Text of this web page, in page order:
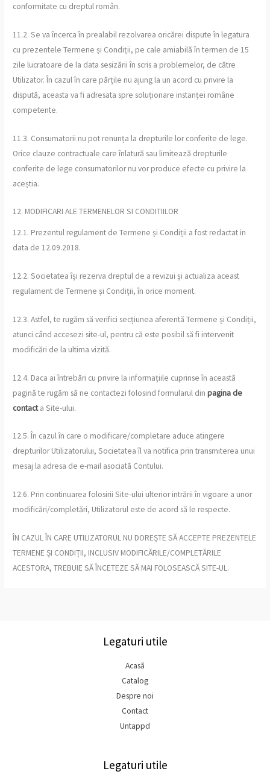
conformitate cu dreptul român.
11.2. Se va încerca în prealabil rezolvarea oricărei dispute în legatura
cu prezentele Termene și Condiții, pe cale amiabilă în termen de 15
zile lucratoare de la data sesizării în scris a problemelor, de către
Utilizator. În cazul în care părțile nu ajung la un acord cu privire la
dispută, aceasta va fi adresata spre soluționare instanței române
competente.
11.3. Consumatorii nu pot renunța la drepturile lor conferite de lege.
Orice clauze contractuale care înlatură sau limitează drepturile
conferite de lege consumatorilor nu vor produce efecte cu privire la
aceștia.
12. MODIFICARI ALE TERMENELOR SI CONDITIILOR
12.1. Prezentul regulament de Termene și Condiții a fost redactat in
data de 12.09.2018.
12.2. Societatea își rezerva dreptul de a revizui și actualiza aceast
regulament de Termene și Condiții, în orice moment.
12.3. Astfel, te rugăm să verifici secțiunea aferentă Termene și Condiții,
atunci când accesezi site-ul, pentru că este posibil să fi intervenit
modificări de la ultima vizită.
12.4. Daca ai întrebări cu privire la informațiile cuprinse în această
pagină te rugăm să ne contactezi folosind formularul dinpagina de
contacta Site-ului.
12.5. În cazul în care o modificare/completare aduce atingere
drepturilor Utilizatorului, Societatea îl va notifica prin transmiterea unui
mesaj la adresa de e-mail asociată Contului.
12.6. Prin continuarea folosirii Site-ului ulterior intrării în vigoare a unor
modificări/completări, Utilizatorul este de acord să le respecte.
ÎN CAZUL ÎN CARE UTILIZATORUL NU DOREȘTE SĂ ACCEPTE PREZENTELE
TERMENE ȘI CONDIȚII, INCLUSIV MODIFICĂRILE/COMPLETĂRILE
ACESTORA, TREBUIE SĂ ÎNCETEZE SĂ MAI FOLOSEASCĂ SITE-UL.
Legaturi utile
Acasă
Catalog
Despre noi
Contact
Untappd
Legaturi utile